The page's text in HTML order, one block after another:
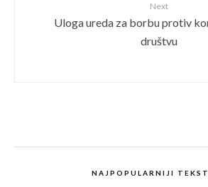
Next
Uloga ureda za borbu protiv
društvu
NAJPOPULARNIJI